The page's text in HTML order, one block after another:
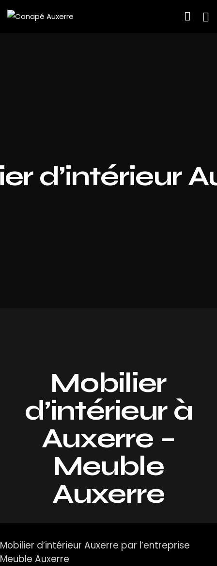
d’intérieur
Mobilier
d’intérieur à
Auxerre –
Meuble
Auxerre
Mobilier d’intérieur Auxerre par l’entreprise
Meuble Auxerre